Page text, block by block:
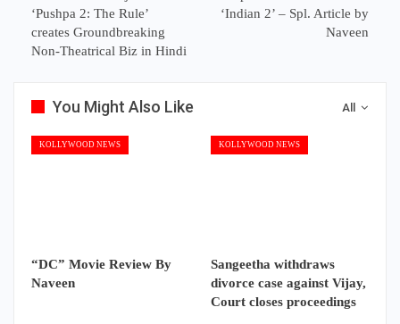
‘Pushpa 2: The Rule’
creates Groundbreaking
Non-Theatrical Biz in Hindi
‘Indian 2’ – Spl. Article by
Naveen
All
You Might Also Like
KOLLYWOOD NEWS
“DC” Movie Review By
Naveen
KOLLYWOOD NEWS
Sangeetha withdraws
divorce case against Vijay,
Court closes proceedings